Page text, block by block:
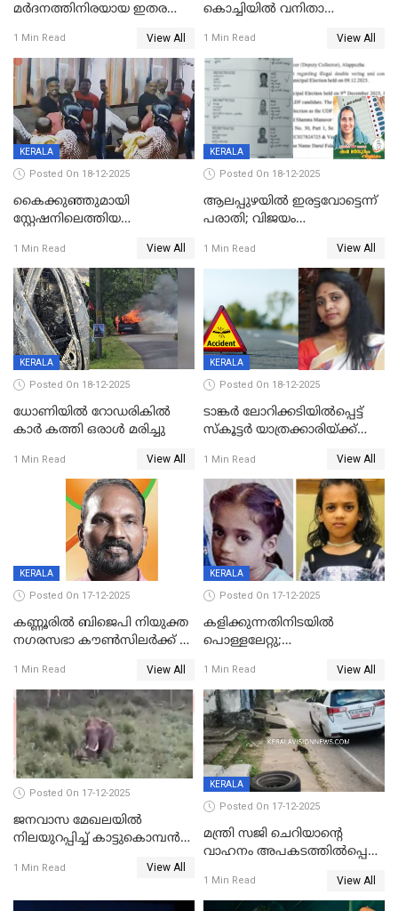
മർദനത്തിനിരയായ ഇതര
നടുക്കുന്ന സംഭവം
വാളയാറിൽ
1 Min Read View All
കൊച്ചിയില്‍ വനിതാ
കോടി രൂപ
1 Min Read View All
KERALA
Posted On 18-12-2025
കൈക്കുഞ്ഞുമായി
സ്റ്റേഷനിലെത്തിയ
കരണത്തടിച്ചു; CC ടിവി
ദൃശ്യങ്ങൾ പുറത്ത്
1 Min Read View All
KERALA
Posted On 18-12-2025
ആലപ്പുഴയിൽ ഇരട്ടവോട്ടെന്ന്
പരാതി; വിജയം
വാർഡിലെ എൽഡിഎഫ്
സ്ഥാനാർത്ഥി
1 Min Read View All
KERALA
Posted On 18-12-2025
ധോണിയിൽ റോഡരികിൽ
കാർ കത്തി ഒരാൾ മരിച്ചു
1 Min Read View All
KERALA
Posted On 18-12-2025
ടാങ്കർ ലോറിക്കടിയിൽപ്പെട്ട്
സ്കൂട്ടർ യാത്രക്കാരിയ്ക്ക്
കണ്ടോത്ത് ദേശീയ പാതയിൽ
1 Min Read View All
KERALA
Posted On 17-12-2025
കണ്ണൂരിൽ ബിജെപി നിയുക്ത
നഗരസഭാ കൗൺസിലർക്ക് 36
1 Min Read View All
KERALA
Posted On 17-12-2025
കളിക്കുന്നതിനിടയിൽ
പൊള്ളലേറ്റു;
ക്ലാസ് വിദ്യാർത്ഥിനി മരിച്ചു
1 Min Read View All
Posted On 17-12-2025
ജനവാസ മേഖലയില്‍
നിലയുറപ്പിച്ച് കാട്ടുകൊമ്പന്‍
1 Min Read View All
KERALA
Posted On 17-12-2025
മന്ത്രി സജി ചെറിയാന്റെ
വാഹനം അപകടത്തിൽപ്പെട്ടു;
രക്ഷപ്പെട്ടത് തലനാരിടയ്ക്ക്
1 Min Read View All